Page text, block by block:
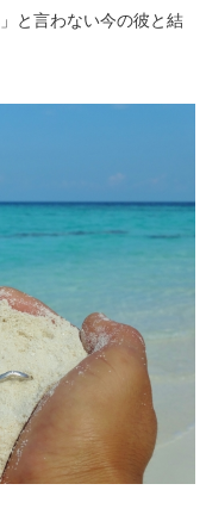
と言わない今の彼と結